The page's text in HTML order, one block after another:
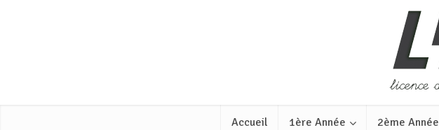
Accueil 1ère Année 2ème Année